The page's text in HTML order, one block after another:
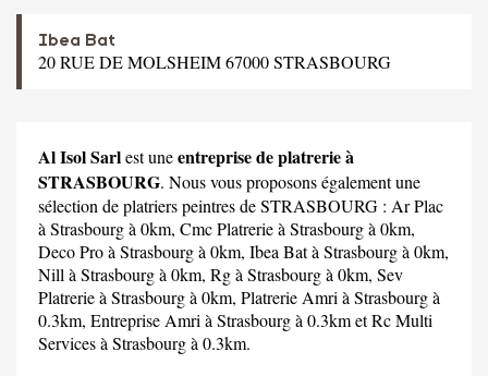
Ibea Bat
20 RUE DE MOLSHEIM 67000 STRASBOURG
Al Isol Sarlest uneentreprise de platrerie à
STRASBOURG. Nous vous proposons également une
sélection de platriers peintres de STRASBOURG : Ar Plac
à Strasbourg à 0km, Cmc Platrerieà Strasbourg à 0km,
Deco Proà Strasbourg à 0km, Ibea Batà Strasbourg à 0km,
Nill à Strasbourg à 0km, Rgà Strasbourg à 0km, Sev
Platrerieà Strasbourg à 0km, Platrerie Amri à Strasbourg à
0.3km, Entreprise Amri à Strasbourg à 0.3km etRc Multi
Servicesà Strasbourg à 0.3km.